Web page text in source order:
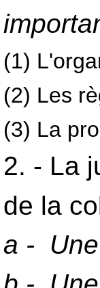
(1)
(2) Les
(3) La
2. - La
de la
a -